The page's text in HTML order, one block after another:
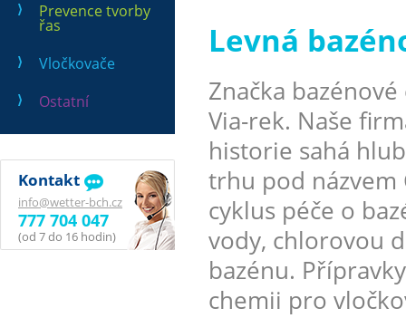
Prevence tvorby
řas
Vločkovače
Ostatní
Kontakt
info@wetter-bch.cz
777 704 047
(od 7 do 16 hodin)
Levná
Značka
Via-rek. Naše
historie sahá
trhu pod názvem
cyklus péče o
vody, chlorovou
bazénu.
chemii pro